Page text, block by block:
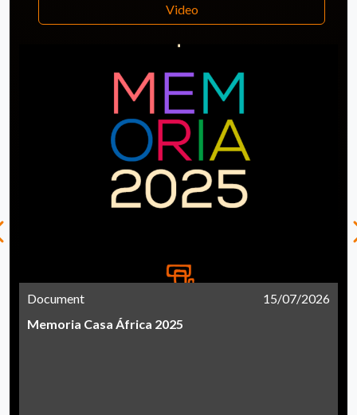
Video
Document
15/07/2026
Memoria Casa África 2025